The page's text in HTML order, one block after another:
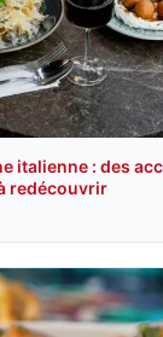
italienne : des
redécouvrir